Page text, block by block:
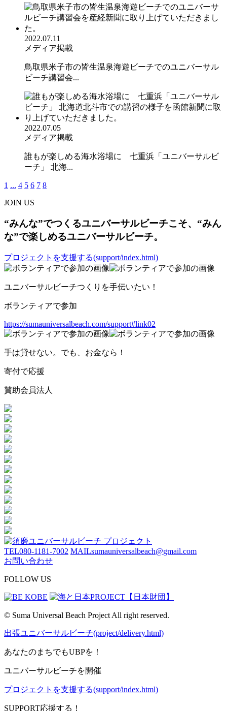
2022.07.11
メディア掲載
鳥取県米子市の皆生温泉海遊ビーチでのユニバーサル
ビーチ講習会...
2022.07.05
メディア掲載
誰もが楽しめる海水浴場に 七重浜「ユニバーサルビ
ーチ」 北海...
1 ... 4 5 6 7 8
JOIN US
“みんな”でつくるユニバーサルビーチこそ、“みん
な”で楽しめるユニバーサルビーチ。
プロジェクトを支援する(support/index.html)
ユニバーサルビーチつくりを手伝いたい！
ボランティアで参加
https://sumauniversalbeach.com/support#link02
手は貸せない。でも、お金なら！
寄付で応援
賛助会員法人
TEL080-1181-7002 MAILsumauniversalbeach@gmail.com
お問い合わせ
FOLLOW US
© Suma Universal Beach Project All right reserved.
出張ユニバーサルビーチ(project/delivery.html)
あなたのまちでもUBPを！
ユニバーサルビーチを開催
プロジェクトを支援する(support/index.html)
SUPPORT応援する！